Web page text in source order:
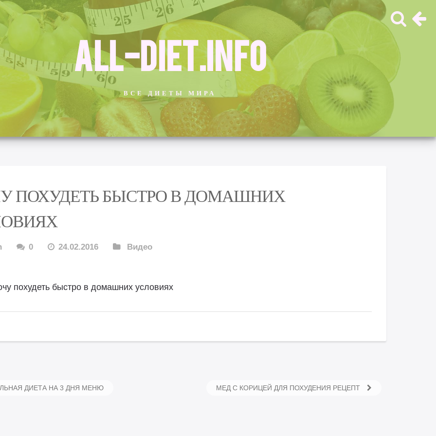
ALL-DIET.INFO
ВСЕ ДИЕТЫ МИРА
ПОХУДЕТЬ БЫСТРО В ДОМАШНИХ
0 24.02.2016 Видео
похудеть быстро в домашних условиях
ДИЕТА НА 3 ДНЯ МЕНЮ МЕД С КОРИЦЕЙ ДЛЯ ПОХУДЕНИЯ РЕЦЕПТ